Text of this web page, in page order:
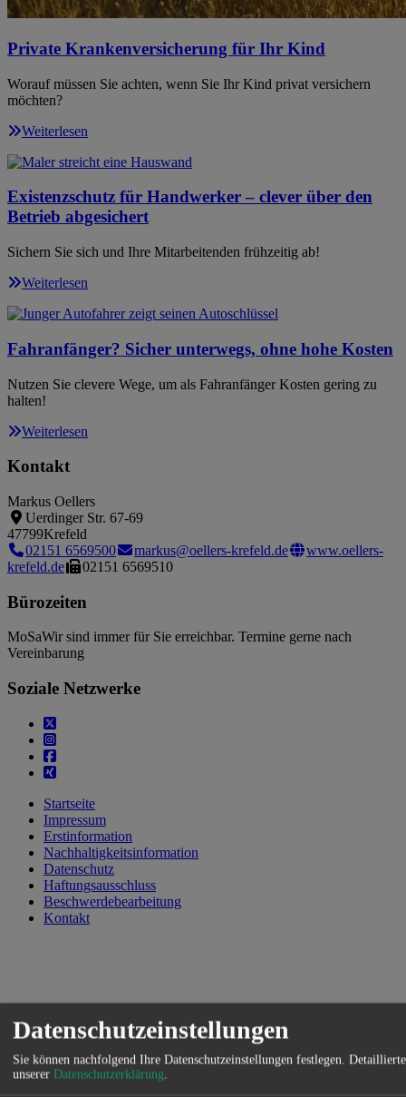
Private Krankenversicherung für Ihr Kind
Worauf müssen Sie achten, wenn Sie Ihr Kind privat versichern
möchten?
Weiterlesen
Existenzschutz für Handwerker – clever über den
Betrieb abgesichert
Sichern Sie sich und Ihre Mitarbeitenden frühzeitig ab!
Weiterlesen
Fahranfänger? Sicher unterwegs, ohne hohe Kosten
Nutzen Sie clevere Wege, um als Fahranfänger Kosten gering zu
halten!
Weiterlesen
Kontakt
Markus Oellers
Uerdinger Str. 67-69
47799Krefeld
02151 6569500
markus@oellers-krefeld.de
www.oellers-
krefeld.de
02151 6569510
Bürozeiten
MoSaWir sind immer für Sie erreichbar. Termine gerne nach
Vereinbarung
Soziale Netzwerke
Startseite
Impressum
Erstinformation
Nachhaltigkeitsinformation
Datenschutz
Haftungsausschluss
Beschwerdebearbeitung
Kontakt
Datenschutzeinstellungen
Sie können nachfolgend Ihre Datenschutzeinstellungen festlegen.
unserer Datenschutzerklärung.